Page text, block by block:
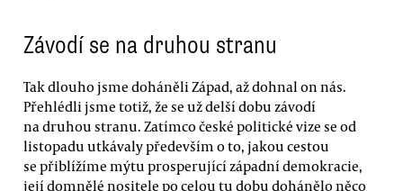
Závodí se na druhou stranu
Tak dlouho jsme doháněli Západ, až dohnal on nás.
Přehlédli jsme totiž, že se už delší dobu závodí
na druhou stranu. Zatímco české politické vize se od
listopadu utkávaly především o to, jakou cestou
se přiblížíme mýtu prosperující západní demokracie,
její domnělé nositele po celou tu dobu dohánělo něco